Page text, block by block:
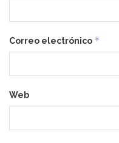
Correo electrónico *
Web